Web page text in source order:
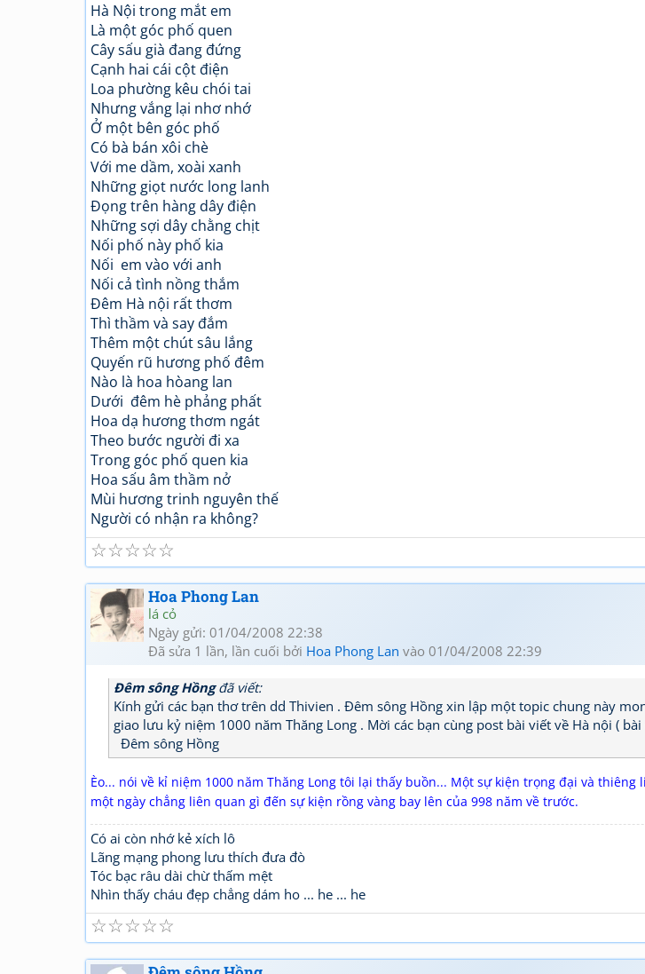
Hà Nội trong mắt em
Là một góc phố quen
Cây sấu già đang đứng
Cạnh hai cái cột điện
Loa phường kêu chói tai
Nhưng vắng lại nhơ nhớ
Ở một bên góc phố
Có bà bán xôi chè
Với me dầm, xoài xanh
Những giọt nước long lanh
Đọng trên hàng dây điện
Những sợi dây chằng chịt
Nối phố này phố kia
Nối em vào với anh
Nối cả tình nồng thắm
Đêm Hà nội rất thơm
Thì thầm và say đắm
Thêm một chút sâu lắng
Quyến rũ hương phố đêm
Nào là hoa hòang lan
Dưới đêm hè phảng phất
Hoa dạ hương thơm ngát
Theo bước người đi xa
Trong góc phố quen kia
Hoa sấu âm thầm nở
Mùi hương trinh nguyên thế
Người có nhận ra không?
☆
☆
☆
☆
☆
Hoa Phong Lan
lá cỏ
Ngày gửi: 01/04/2008 22:38
Đã sửa 1 lần, lần cuối bởi Hoa Phong Lan vào 01/04/2008 22:39
Đêm sông Hồngđã viết:
Kính gửi các bạn thơ trên dd Thivien . Đêm sông Hồng xin lập một topic chung này
giao lưu kỷ niệm 1000 năm Thăng Long . Mời các bạn cùng post bài viết về Hà nội (
Đêm sông Hồng
Èo... nói về kỉ niệm 1000 năm Thăng Long tôi lại thấy buồn... Một sự kiện trọng đại và
một ngày chẳng liên quan gì đến sự kiện rồng vàng bay lên của 998 năm về trước.
Có ai còn nhớ kẻ xích lô
Lãng mạng phong lưu thích đưa đò
Tóc bạc râu dài chừ thấm mệt
Nhìn thấy cháu đẹp chẳng dám ho ... he ... he
☆
☆
☆
☆
☆